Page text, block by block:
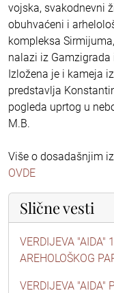
vojska, svakodnevni
obuhvaćeni i
kompleksa
nalazi iz
Izložena je i kameja
predstavlja
pogleda uprtog u
M.B.
Više o dosadašnjim
OVDE
Slične vesti
VERDIJEVA "AIDA"
AREHOLOŠKOG
VERDIJEVA "AIDA"